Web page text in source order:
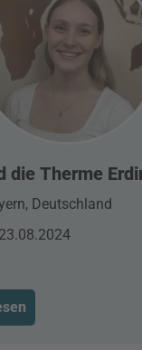
die Therme
Deutschland